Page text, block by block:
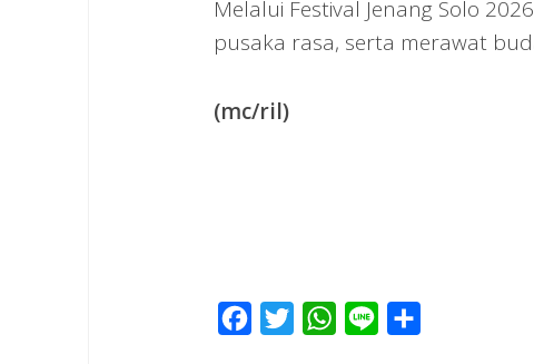
Melalui Festival Jenang Solo
pusaka rasa, serta merawat
(mc/ril)
Facebook
Twitter WhatsApp
Line